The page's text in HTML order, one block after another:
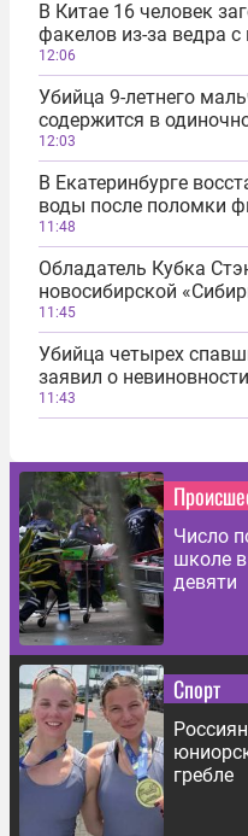
В Китае 16 человек
факелов из-за ведра
12:06
Убийца 9-летнего
содержится в
12:03
В Екатеринбурге
воды после поломки
11:48
Обладатель Кубка
новосибирской
11:45
Убийца четырех
заявил о невиновности
11:43
Число
школе
девяти
Спорт
гребле